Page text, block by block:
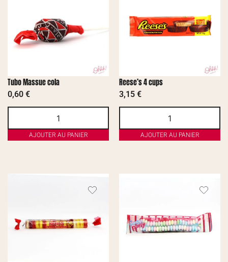
Tubo Massue cola
0,60 €
AJOUTER AU PANIER
Reese’s 4 cups
3,15 €
AJOUTER AU PANIER